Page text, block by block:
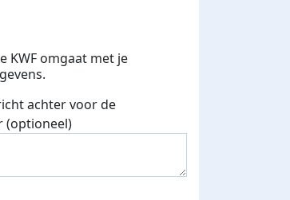
KWF omgaat met je
achter voor de
(optioneel)